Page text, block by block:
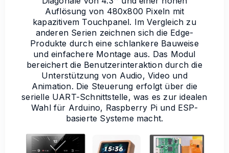
Auflösung von 480x800 Pixeln mit
kapazitivem Touchpanel. Im Vergleich zu
anderen Serien zeichnen sich die Edge-
Produkte durch eine schlankere Bauweise
und einfachere Montage aus. Das Modul
bereichert die Benutzerinteraktion durch die
Unterstützung von Audio, Video und
Animation. Die Steuerung erfolgt über die
serielle UART-Schnittstelle, was es zur idealen
Wahl für Arduino, Raspberry Pi und ESP-
basierte Systeme macht.